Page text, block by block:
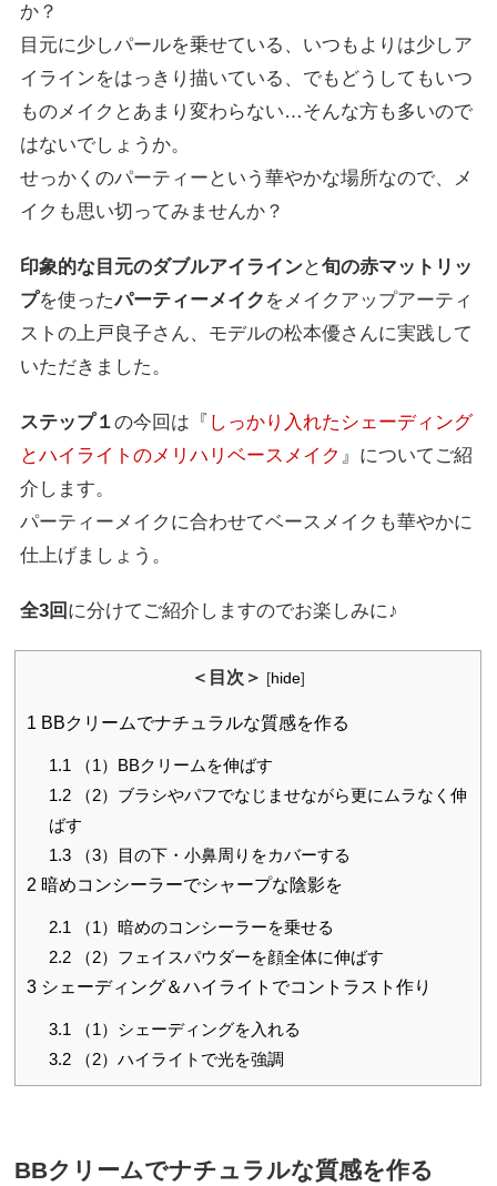
か？
目元に少しパールを乗せている、いつもよりは少しア
イラインをはっきり描いている、でもどうしてもいつ
ものメイクとあまり変わらない…そんな方も多いので
はないでしょうか。
せっかくのパーティーという華やかな場所なので、メ
イクも思い切ってみませんか？
印象的な目元のダブルアイラインと旬の赤マットリッ
プを使ったパーティーメイク をメイクアップアーティ
ストの上戸良子さん、モデルの松本優さんに実践して
いただきました。
ステップ１の今回は『 しっかり入れたシェーディング
とハイライトのメリハリベースメイク 』についてご紹
介します。
パーティーメイクに合わせてベースメイクも華やかに
仕上げましょう。
全3回 に分けてご紹介しますのでお楽しみに♪
＜目次＞ [hide]
1 BBクリームでナチュラルな質感を作る
1.1 （1）BBクリームを伸ばす
1.2（2）ブラシやパフでなじませながら更にムラなく伸
ばす
1.3（3）目の下・小鼻周りをカバーする
2 暗めコンシーラーでシャープな陰影を
2.1 （1）暗めのコンシーラーを乗せる
2.2（2）フェイスパウダーを顔全体に伸ばす
3 シェーディング＆ハイライトでコントラスト作り
3.1 （1）シェーディングを入れる
3.2（2）ハイライトで光を強調
BBクリームでナチュラルな質感を作る